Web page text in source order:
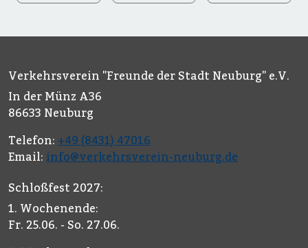
Verkehrsverein "Freunde der Stadt Neuburg" e.V.
In der Münz A36
86633 Neuburg
Telefon: +49 (8431) 47016
Email: info@verkehrsverein-neuburg.de
Schloßfest 2027:
1. Wochenende:
Fr. 25.06. - So. 27.06.